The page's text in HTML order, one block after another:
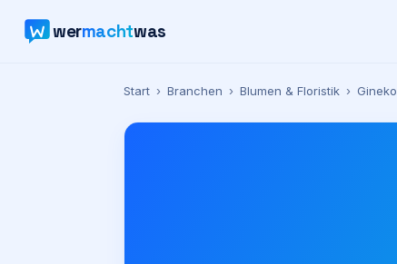
wermachtwas
Start › Branchen › Blumen & Floristik › Gineko